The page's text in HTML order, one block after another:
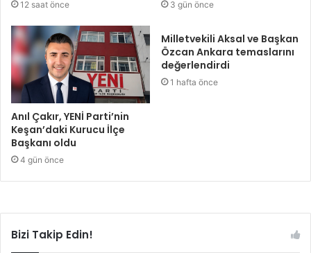
12 saat önce 3 gün önce
Anıl Çakır, YENİ Parti’nin
Keşan’daki Kurucu İlçe
Başkanı oldu
4 gün önce
Milletvekili Aksal ve Başkan
Özcan Ankara temaslarını
değerlendirdi
1 hafta önce
Bizi Takip Edin!